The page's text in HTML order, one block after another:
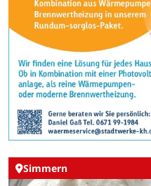
Simmern